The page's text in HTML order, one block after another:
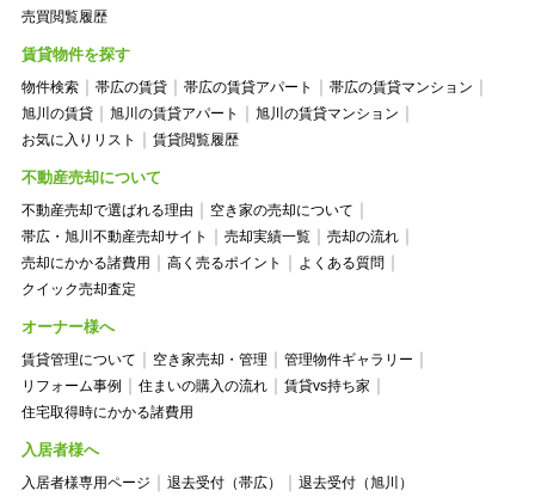
売買閲覧履歴
賃貸物件を探す
物件検索 帯広の賃貸 帯広の賃貸アパート
帯広の賃貸マンション
旭川の賃貸
旭川の賃貸アパート
旭川の賃貸マンション
お気に入りリスト
賃貸閲覧履歴
不動産売却について
不動産売却で選ばれる理由
空き家の売却について
帯広・旭川不動産売却サイト
売却実績一覧
売却の流れ
売却にかかる諸費用
高く売るポイント
よくある質問
クイック売却査定
オーナー様へ
賃貸管理について 空き家売却・管理
管理物件ギャラリー
リフォーム事例
住まいの購入の流れ
賃貸vs持ち家
住宅取得時にかかる諸費用
入居者様へ
入居者様専用ページ 退去受付（帯広） 退去受付（旭川）